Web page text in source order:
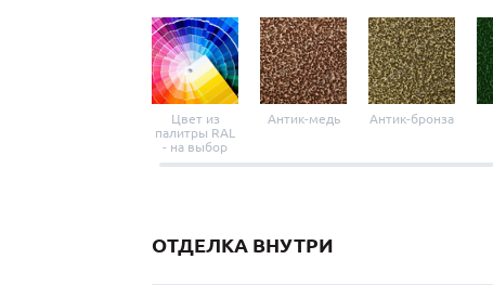
Цвет из
палитры RAL
- на выбор
Антик-медь Антик-бронза
ОТДЕЛКА ВНУТРИ